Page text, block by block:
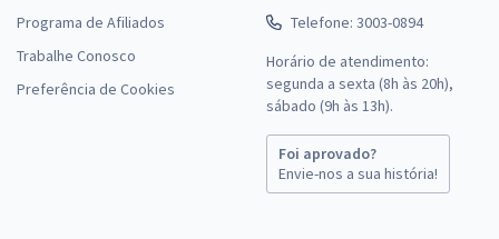
Programa de Afiliados
Trabalhe Conosco
Preferência de Cookies
Telefone: 3003-0894
Horário de atendimento:
segunda a sexta (8h às 20h),
sábado (9h às 13h).
Foi aprovado?
Envie-nos a sua história!